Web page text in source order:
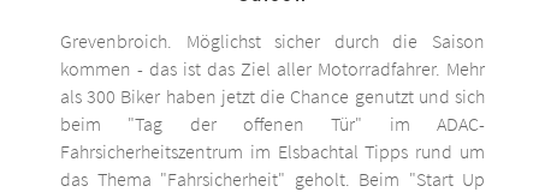
Grevenbroich. Möglichst sicher durch die Saison
kommen - das ist das Ziel aller Motorradfahrer. Mehr
als 300 Biker haben jetzt die Chance genutzt und sich
beim "Tag der offenen Tür" im ADAC-
Fahrsicherheitszentrum im Elsbachtal Tipps rund um
das Thema "Fahrsicherheit" geholt. Beim "Start Up